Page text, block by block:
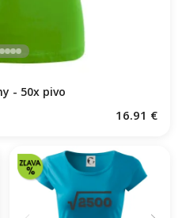
- 50x pivo
16.91 €